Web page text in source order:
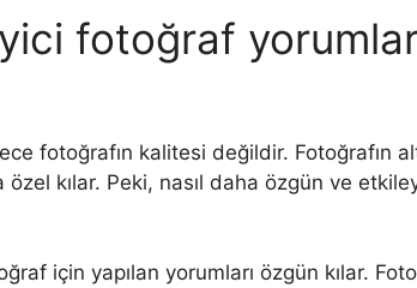
fotoğraf
fotoğrafın kalitesi değildir. Fotoğrafın
özel kılar. Peki, nasıl daha özgün ve
için yapılan yorumları özgün kılar.